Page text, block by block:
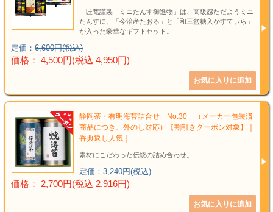
「匠菴謹製 ミニたんす御進物」は、高級感ただようミニ
たんすに、「今治産たおる」と「和三盆糖入かすてぃら」
が入った豪華なギフトセット。
定価： 6,600円(税込)
価格： 4,500円(税込 4,950円)
静岡茶・有明海苔詰合せ No.30 （メーカー包装済
商品につき、外のし対応）【割引きクーポン対象】｜
香典返し人気｜
素材にこだわった伝統の詰め合わせ。
定価： 3,240円(税込)
価格： 2,700円(税込 2,916円)